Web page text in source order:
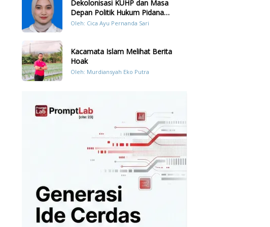
Dekolonisasi KUHP dan Masa
Depan Politik Hukum Pidana
Indonesia
Oleh: Cica Ayu Pernanda Sari
Kacamata Islam Melihat Berita
Hoak
Oleh: Murdiansyah Eko Putra